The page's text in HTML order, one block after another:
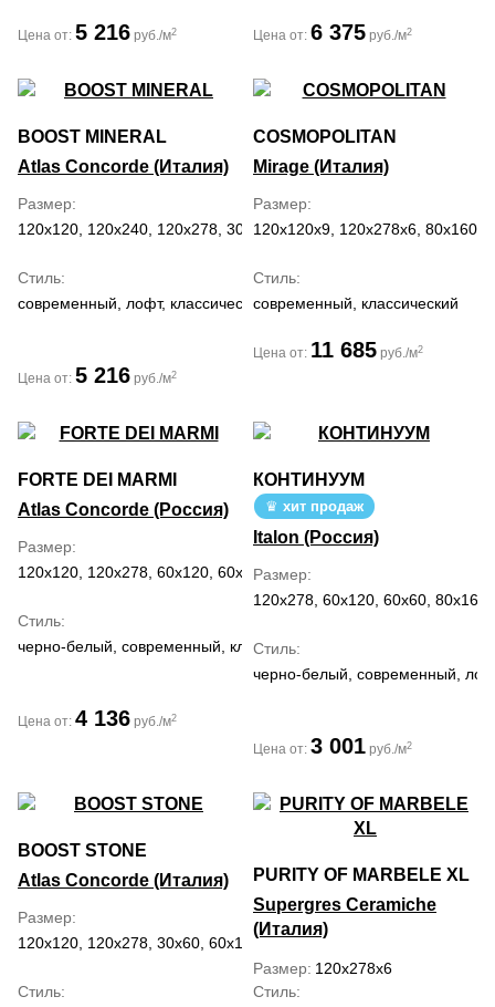
Цена от: 5 216 руб./м2 Цена от: 6 375 руб./м2
BOOST MINERAL
Atlas Concorde (Италия)
Размер
120x120, 120x240, 120x278, 30x60, 60x120, 60x60, 60x90,
Стиль
современный, лофт, классический, средиземноморский
Цена от: 5 216 руб./м2
COSMOPOLITAN
Mirage (Италия)
Размер
120x120x9, 120x278x6, 80x160,
Стиль
современный, классический
Цена от: 11 685 руб./м2
FORTE DEI MARMI
Atlas Concorde (Россия)
Размер
120x120, 120x278, 60x120, 60x60, 80x160, 80x80
Стиль
черно-белый, современный, классический
Цена от: 4 136 руб./м2
КОНТИНУУМ
хит продаж
Italon (Россия)
Размер
120x278, 60x120, 60x60, 80x160
Стиль
черно-белый, современный,
Цена от: 3 001 руб./м2
BOOST STONE
Atlas Concorde (Италия)
Размер
120x120, 120x278, 30x60, 60x120, 60x60
Стиль
PURITY OF MARBELE XL
Supergres Ceramiche
(Италия)
Размер 120x278x6
Стиль